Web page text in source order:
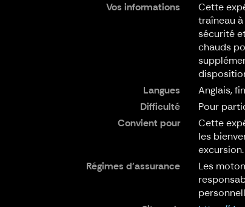
Vos informations
Cette
traîneau
sécurité
chauds
Langues
Anglais,
Difficulté
Pour
Convient pour
Cette
les
excursion.
Régimes d'assurance
Les